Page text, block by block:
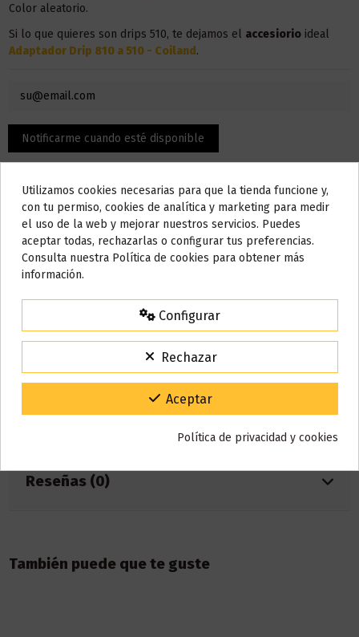
Color aleatorio.
Si lo que quieres son drips 510, te dejamos el accesiorioideal
Adaptador Drip 810 a 510 - Coiland .
Descripción
Material: Resina.
COLOR ALEATORIO
Reseñas (0)
También puede que te guste
Do not show again.
AVISO IMPORTANTE
Nos tomamos unos días
Todos los pedidos realizados desde el
15% de descuento
Para agradecerte la espera durante estos días.
Código:VACACIONES15
Gracias por tu paciencia y por seguir confiando en nosotros.
Utilizamos cookies necesarias para que la tienda funcione y,
con tu permiso, cookies de analítica y marketing para medir
el uso de la web y mejorar nuestros servicios. Puedes
aceptar todas, rechazarlas o configurar tus preferencias.
Consulta nuestra Política de cookies para obtener más
información.
Configurar
Rechazar
Aceptar
Política de privacidad y cookies